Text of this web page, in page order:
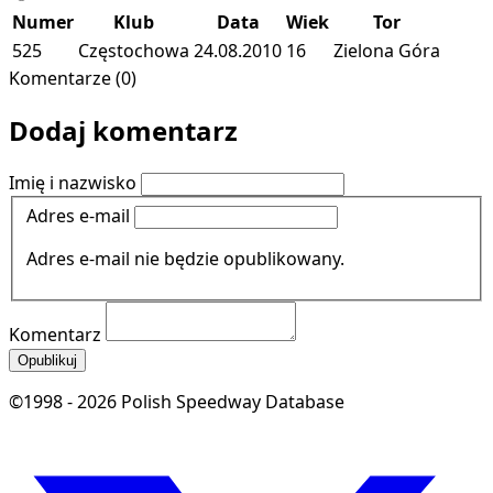
Numer Klub Data Wiek
Tor
525
Częstochowa 24.08.2010 16
Zielona Góra
Komentarze (0)
Dodaj komentarz
Imię i nazwisko
Adres e-mail
Adres e-mail nie będzie opublikowany.
Komentarz
Opublikuj
©1998 - 2026 Polish Speedway Database